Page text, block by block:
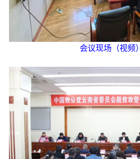
图片欣赏
视频中心
联系我们
媒体报道
侨海动态
会议现场（视频）